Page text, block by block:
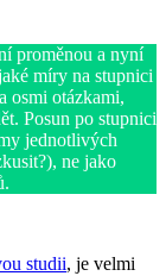
proměnou a nyní
míry na stupnici
osmi otázkami,
Posun po stupnici
jednotlivých
ne jako
studii, je velmi